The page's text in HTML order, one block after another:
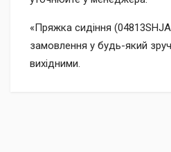
«Пряжка сидіння
замовлення у будь-який
вихідними.